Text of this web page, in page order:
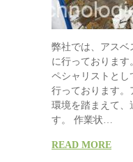
弊社では、アスベ
に行っております
ペシャリストとし
行っております。
環境を踏まえて、
す。 作業状…
READ MORE